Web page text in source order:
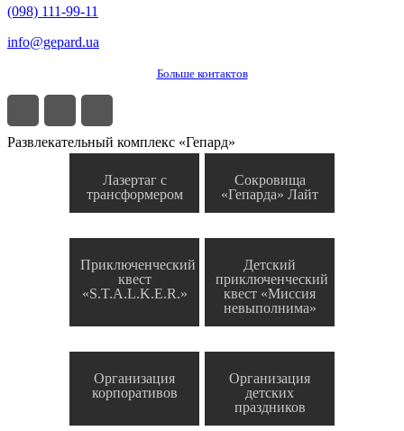
(098) 111-99-11
info@gepard.ua
Больше контактов
Развлекательный комплекс «Гепард»
Лазертаг с
трансформером
Сокровища
«Гепарда» Лайт
Приключенческий
квест
«S.T.A.L.K.E.R.»
Детский
приключенческий
квест «Миссия
невыполнима»
Организация
корпоративов
Организация
детских
праздников